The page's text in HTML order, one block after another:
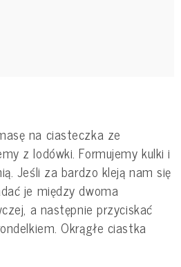
na ciasteczka ze
z lodówki. Formujemy kulki i
Jeśli za bardzo kleją nam się
je między dwoma
a następnie przyciskać
Okrągłe ciastka